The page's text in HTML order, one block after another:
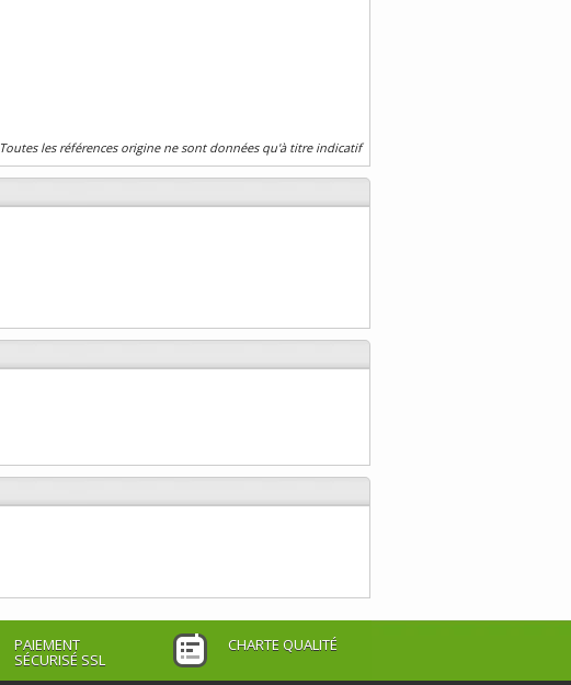
Toutes les références origine ne sont données qu'à titre indicatif
PAIEMENT
SÉCURISÉ SSL
CHARTE QUALITÉ